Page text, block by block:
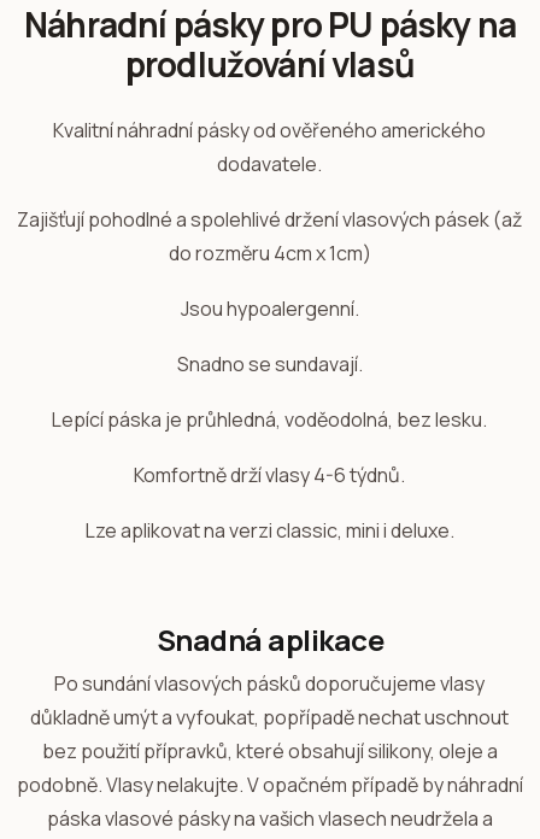
Náhradní pásky pro PU pásky na
prodlužování vlasů
Kvalitní náhradní pásky od ověřeného amerického
dodavatele.
Zajišťují pohodlné a spolehlivé držení vlasových pásek (až
do rozměru 4cm x 1cm)
Jsou hypoalergenní.
Snadno se sundavají.
Lepící páska je průhledná, voděodolná, bez lesku.
Komfortně drží vlasy 4-6 týdnů.
Lze aplikovat na verzi classic, mini i deluxe.
Snadná aplikace
Po sundání vlasových pásků doporučujeme vlasy
důkladně umýt a vyfoukat, popřípadě nechat uschnout
bez použití přípravků, které obsahují silikony, oleje a
podobně. Vlasy nelakujte. V opačném případě by náhradní
páska vlasové pásky na vašich vlasech neudržela a